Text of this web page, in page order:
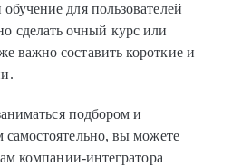
обучение для пользователей
сделать очный курс или
важно составить короткие и
подбором и
вы можете
компании-интегратора